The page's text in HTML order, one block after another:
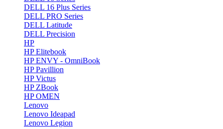
DELL 16 Plus Series
DELL PRO Series
DELL Latitude
DELL Precision
HP
HP Elitebook
HP ENVY - OmniBook
HP Pavillion
HP Victus
HP ZBook
HP OMEN
Lenovo
Lenovo Ideapad
Lenovo Legion